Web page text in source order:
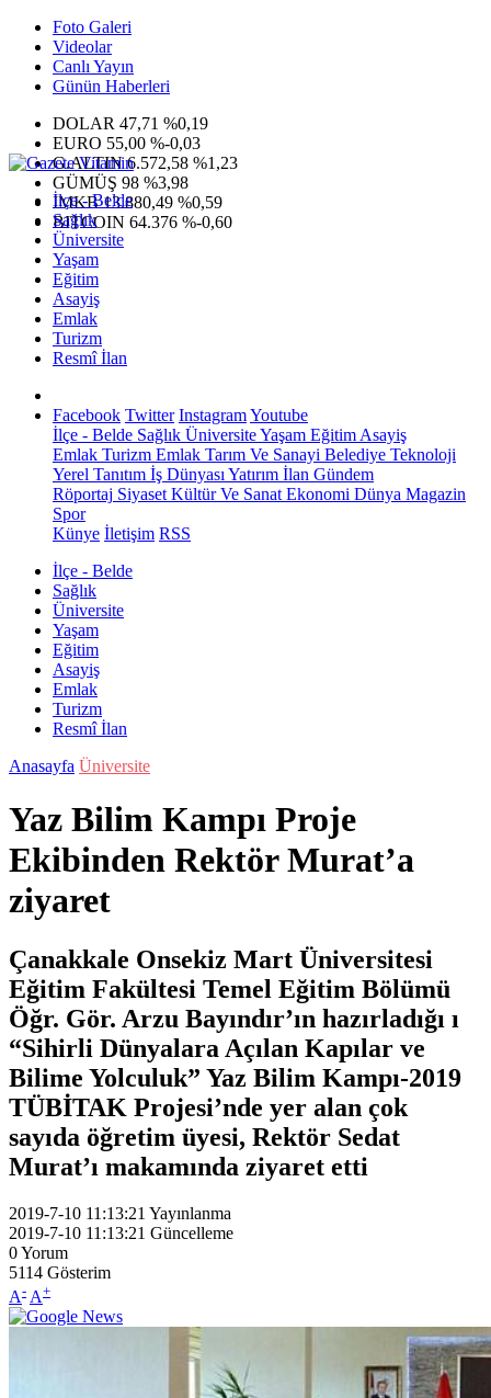
Foto Galeri
Videolar
Canlı Yayın
Günün Haberleri
DOLAR 47,71 %0,19
EURO 55,00 %-0,03
G.ALTIN6.572,58 %1,23
GÜMÜŞ 98 %3,98
IMKB13.880,49 %0,59
BITCOIN 64.376 %-0,60
İlçe - Belde
Sağlık
Üniversite
Yaşam
Eğitim
Asayiş
Emlak
Turizm
Resmî İlan
Facebook Twitter InstagramYoutube
İlçe - Belde Sağlık ÜniversiteYaşam Eğitim Asayiş
Emlak Turizm Emlak Tarım Ve Sanayi Belediye Teknoloji
Yerel Tanıtım İş Dünyası Yatırım İlan Gündem
Röportaj Siyaset Kültür Ve Sanat Ekonomi Dünya Magazin
Spor
Künye İletişim RSS
İlçe - Belde
Sağlık
Üniversite
Yaşam
Eğitim
Asayiş
Emlak
Turizm
Resmî İlan
Anasayfa Üniversite
Yaz Bilim Kampı Proje
Ekibinden Rektör Murat’a
ziyaret
Çanakkale Onsekiz Mart Üniversitesi
Eğitim Fakültesi Temel Eğitim Bölümü
Öğr. Gör. Arzu Bayındır’ın hazırladığı ı
“Sihirli Dünyalara Açılan Kapılar ve
Bilime Yolculuk” Yaz Bilim Kampı-2019
TÜBİTAK Projesi’nde yer alan çok
sayıda öğretim üyesi, Rektör Sedat
Murat’ı makamında ziyaret etti
2019-7-10 11:13:21 Yayınlanma
2019-7-10 11:13:21 Güncelleme
0Yorum
5114 Gösterim
A- A+